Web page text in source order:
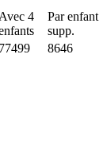
Avec 4
Par enfant
supp.
77499 8646